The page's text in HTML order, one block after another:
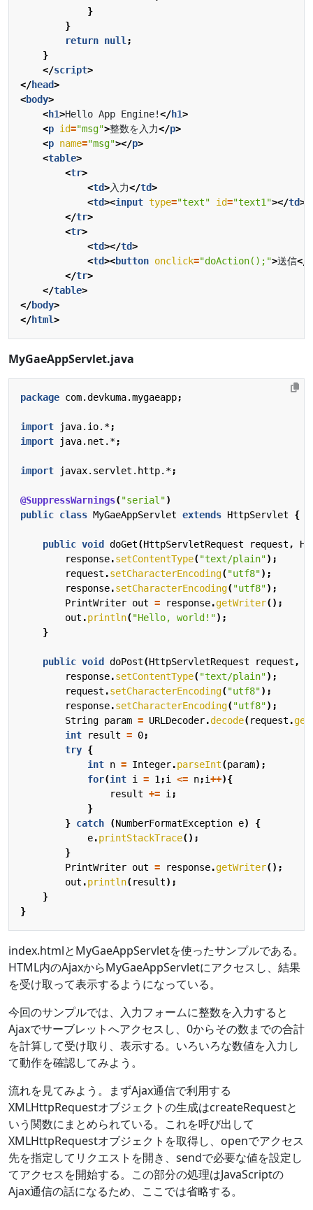
}
}
return null ;
}
</script>
</head>
<body>
<h1>Hello App Engine!</h1>
<p id="msg">整数を入力</p>
<p name="msg"></p>
<table>
<tr>
<td>入力</td>
<td><input type="text" id="text1"></td>
</tr>
<tr>
<td></td>
<td><button onclick="doAction();">送信</
</tr>
</table>
</body>
</html>
MyGaeAppServlet.java
package com.devkuma.mygaeapp;
import java.io.*;
import
java.net.*;
import javax.servlet.http.*;
@SuppressWarnings("serial")
public class MyGaeAppServlet extends HttpServlet {
public void doGet(HttpServletRequest request ,
response.setContentType("text/plain");
request .setCharacterEncoding("utf8");
response.setCharacterEncoding("utf8");
PrintWriter out = response.getWriter();
out .println("Hello, world!");
}
public void doPost(HttpServletRequest request ,
response.setContentType("text/plain");
request .setCharacterEncoding("utf8");
response.setCharacterEncoding("utf8");
String param = URLDecoder.decode(request .
int
result = 0;
try {
int n = Integer.parseInt(param);
for(int i = 1 ;i <= n;i++){
result += i ;
}
} catch (NumberFormatException e)
{
e.printStackTrace();
}
PrintWriter out = response.getWriter();
out .println(result);
}
}
index.htmlとMyGaeAppServletを使ったサンプルである。
HTML内のAjaxからMyGaeAppServletにアクセスし、結果
を受け取って表示するようになっている。
今回のサンプルでは、入力フォームに整数を入力すると
Ajaxでサーブレットへアクセスし、0からその数までの合計
を計算して受け取り、表示する。いろいろな数値を入力し
て動作を確認してみよう。
流れを見てみよう。まずAjax通信で利用する
XMLHttpRequestオブジェクトの生成はcreateRequestと
いう関数にまとめられている。これを呼び出して
XMLHttpRequestオブジェクトを取得し、openでアクセス
先を指定してリクエストを開き、sendで必要な値を設定し
てアクセスを開始する。この部分の処理はJavaScriptの
Ajax通信の話になるため、ここでは省略する。